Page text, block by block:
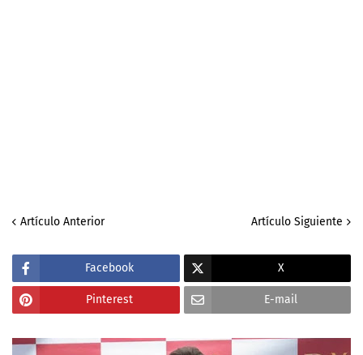
Artículo Anterior Artículo Siguiente
Facebook X
Pinterest E-mail